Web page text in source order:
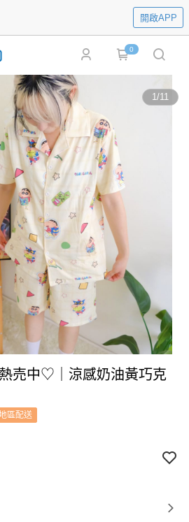
開啟APP
0
1/11
売中♡｜涼感奶油黃巧克
區配送